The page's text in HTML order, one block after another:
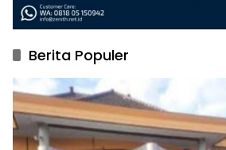
Berita Populer